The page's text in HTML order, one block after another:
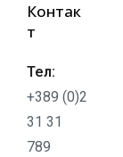
Контак
т
Тел:
+389 (0)2
31 31
789